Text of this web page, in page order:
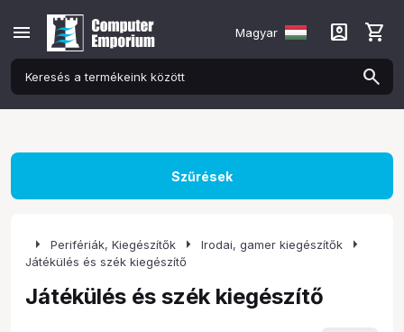
menu Magyar account_box shopping_cart
arrow_right Perifériák, Kiegészítők arrow_right Irodai, gamer kiegészítők arrow_right
Játékülés és szék kiegészítő
Játékülés és szék kiegészítő
Szűrések